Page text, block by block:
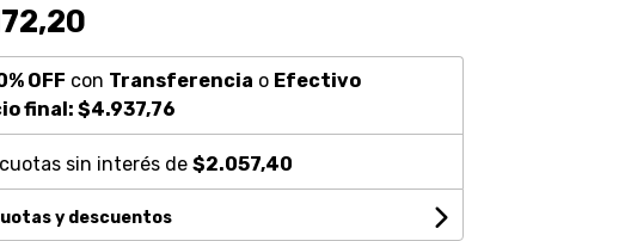
OFF con Transferencia o Efectivo
final: $4.937,76
sin interés de $2.057,40
y descuentos